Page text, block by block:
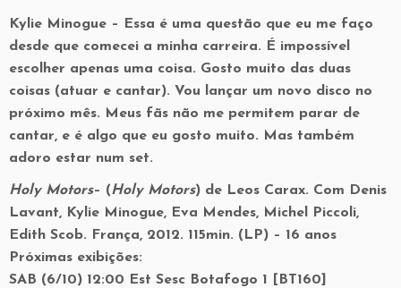
Kylie Minogue – Essa é uma questão que eu me faço
desde que comecei a minha carreira. É impossível
escolher apenas uma coisa. Gosto muito das duas
coisas (atuar e cantar). Vou lançar um novo disco no
próximo mês. Meus fãs não me permitem parar de
cantar, e é algo que eu gosto muito. Mas também
adoro estar num set.
Holy Motors– (Holy Motors) de Leos Carax. Com Denis
Lavant, Kylie Minogue, Eva Mendes, Michel Piccoli,
Edith Scob. França, 2012. 115min. (LP) – 16 anos
Próximas exibições:
SAB (6/10) 12:00 Est Sesc Botafogo 1 [BT160]